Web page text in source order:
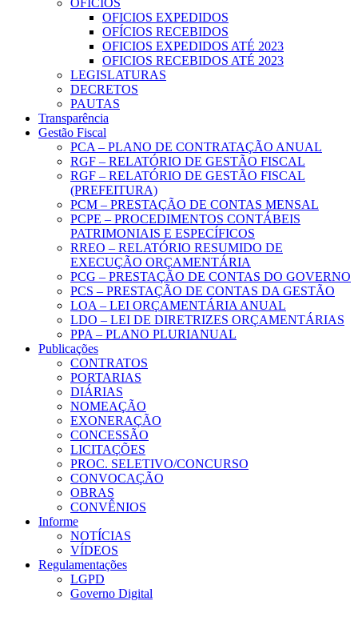
OFICIOS
OFICIOS EXPEDIDOS
OFÍCIOS RECEBIDOS
OFICIOS EXPEDIDOS ATÉ 2023
OFICIOS RECEBIDOS ATÉ 2023
LEGISLATURAS
DECRETOS
PAUTAS
Transparência
Gestão Fiscal
PCA – PLANO DE CONTRATAÇÃO ANUAL
RGF – RELATÓRIO DE GESTÃO FISCAL
RGF – RELATÓRIO DE GESTÃO FISCAL
(PREFEITURA)
PCM – PRESTAÇÃO DE CONTAS MENSAL
PCPE – PROCEDIMENTOS CONTÁBEIS
PATRIMONIAIS E ESPECÍFICOS
RREO – RELATÓRIO RESUMIDO DE
EXECUÇÃO ORÇAMENTÁRIA
PCG – PRESTAÇÃO DE CONTAS DO GOVERNO
PCS – PRESTAÇÃO DE CONTAS DA GESTÃO
LOA – LEI ORÇAMENTÁRIA ANUAL
LDO – LEI DE DIRETRIZES ORÇAMENTÁRIAS
PPA – PLANO PLURIANUAL
Publicações
CONTRATOS
PORTARIAS
DIÁRIAS
NOMEAÇÃO
EXONERAÇÃO
CONCESSÃO
LICITAÇÕES
PROC. SELETIVO/CONCURSO
CONVOCAÇÃO
OBRAS
CONVÊNIOS
Informe
NOTÍCIAS
VÍDEOS
Regulamentações
LGPD
Governo Digital